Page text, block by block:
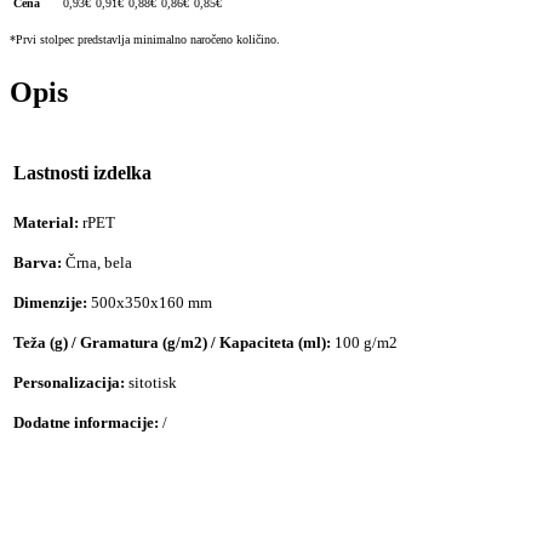
Cena 0,93€ 0,91€ 0,88€ 0,86€ 0,85€
*Prvi stolpec predstavlja minimalno naročeno količino.
Opis
Lastnosti izdelka
Material: rPET
Barva: Črna, bela
Dimenzije: 500x350x160 mm
Teža (g) / Gramatura (g/m2) / Kapaciteta (ml): 100 g/m2
Personalizacija: sitotisk
Dodatne informacije: /